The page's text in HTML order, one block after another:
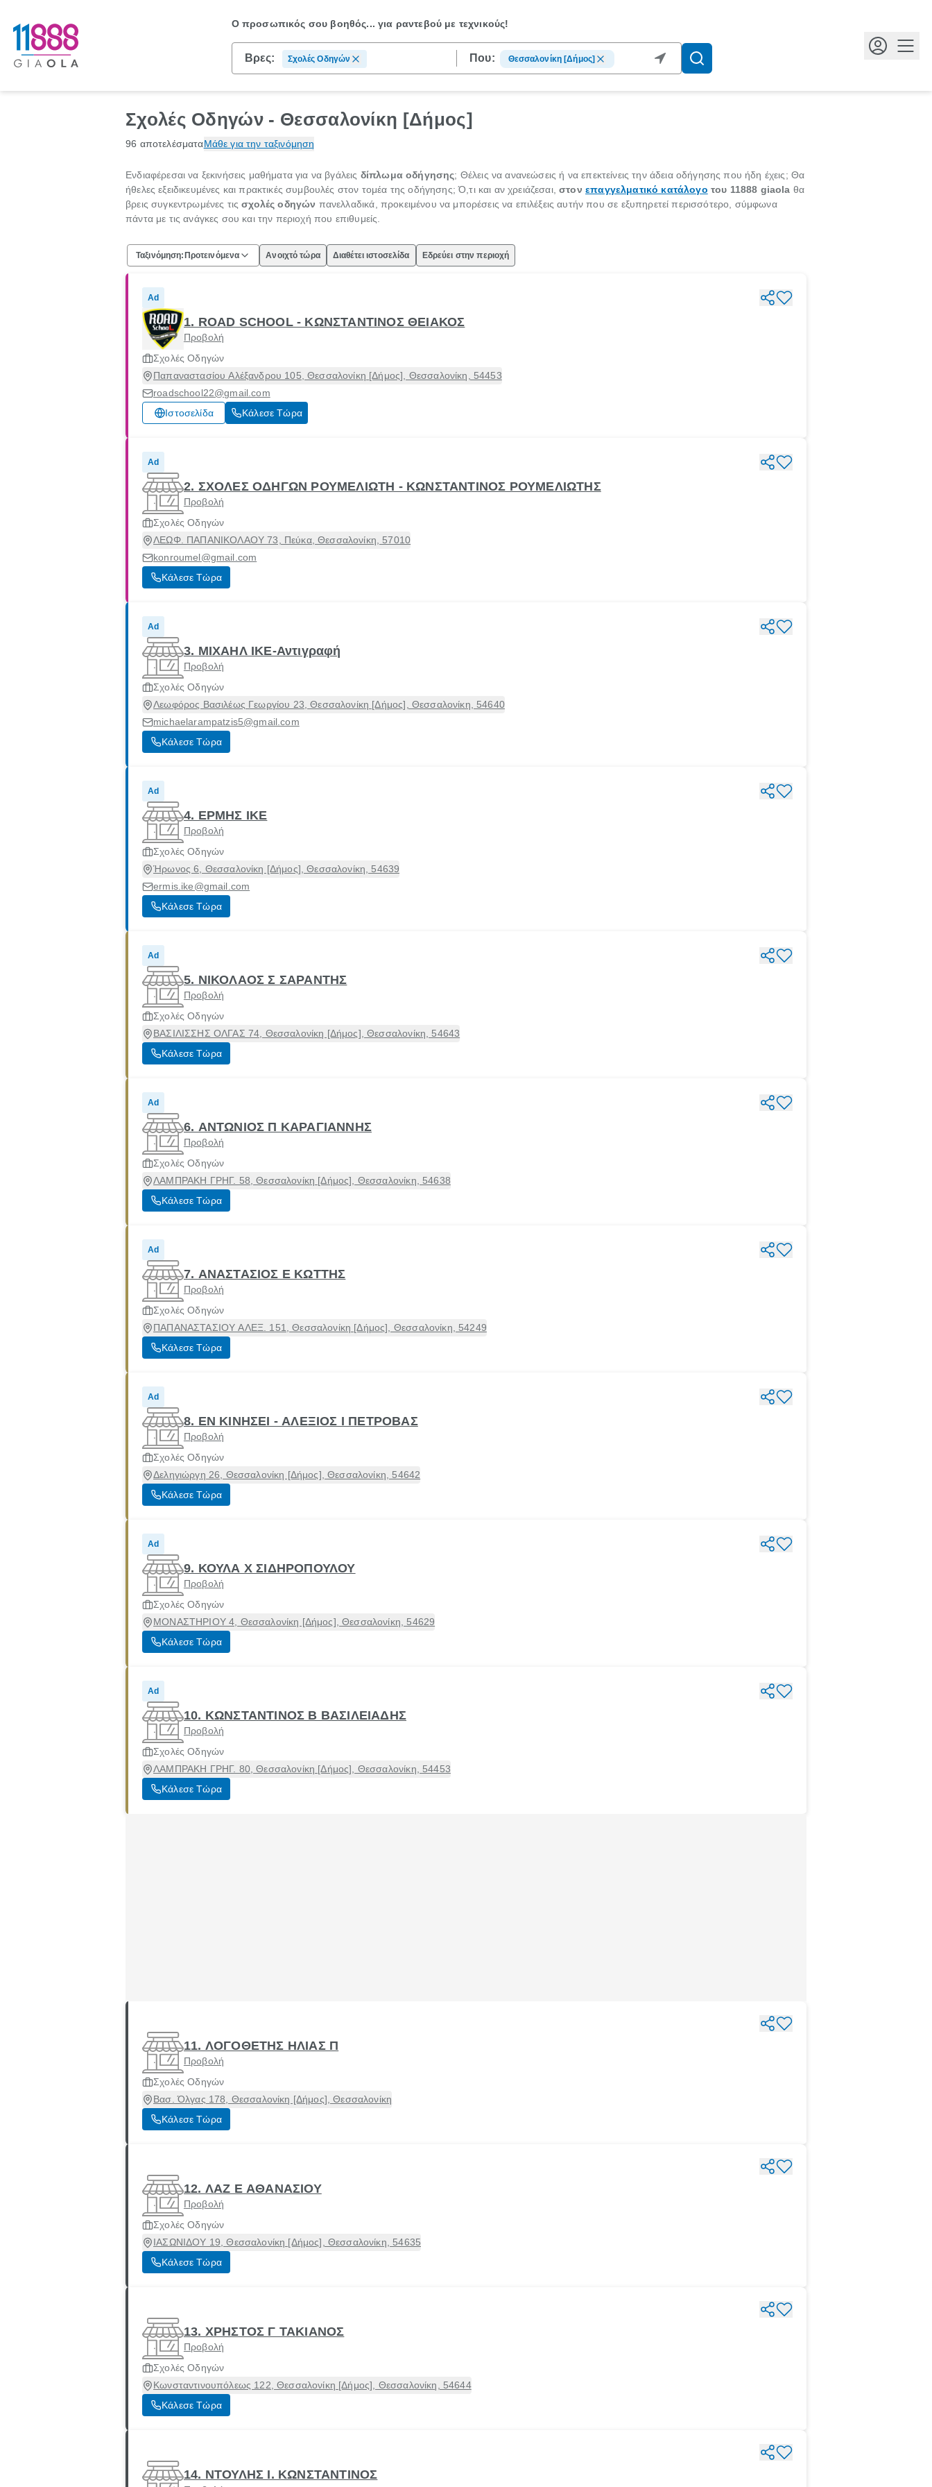
Ο προσωπικός σου βοηθός...για ραντεβού με τεχνικούς!
Βρες: Σχολές Οδηγών Που: Θεσσαλονίκη [Δήμος]
Σχολές Οδηγών - Θεσσαλονίκη [Δήμος]
96 αποτελέσματαΜάθε για την ταξινόμηση
Ενδιαφέρεσαι να ξεκινήσεις μαθήματα για να βγάλεις δίπλωμα οδήγησης; Θέλεις να ανανεώσεις ή να επεκτείνεις την άδεια οδήγησης που ήδη έχεις; Θα
ήθελες εξειδικευμένες και πρακτικές συμβουλές στον τομέα της οδήγησης; Ό,τι και αν χρειάζεσαι,στονεπαγγελματικό κατάλογο του 11888 giaola θα
βρεις συγκεντρωμένες τιςσχολές οδηγών πανελλαδικά, προκειμένου να μπορέσεις να επιλέξεις αυτήν που σε εξυπηρετεί περισσότερο, σύμφωνα
πάντα με τις ανάγκες σου και την περιοχή που επιθυμείς.
Ταξινόμηση: Προτεινόμενα Ανοιχτό τώρα Διαθέτει ιστοσελίδα Εδρεύει στην περιοχή
Ad
1. ROAD SCHOOL - ΚΩΝΣΤΑΝΤΙΝΟΣ ΘΕΙΑΚΟΣ
Προβολή
Σχολές Οδηγών
Παπαναστασίου Αλέξανδρου 105, Θεσσαλονίκη [Δήμος], Θεσσαλονίκη, 54453
roadschool22@gmail.com
Ιστοσελίδα
Κάλεσε Τώρα
Ad
2. ΣΧΟΛΕΣ ΟΔΗΓΩΝ ΡΟΥΜΕΛΙΩΤΗ - ΚΩΝΣΤΑΝΤΙΝΟΣ ΡΟΥΜΕΛΙΩΤΗΣ
Προβολή
Σχολές Οδηγών
ΛΕΩΦ. ΠΑΠΑΝΙΚΟΛΑΟΥ 73, Πεύκα, Θεσσαλονίκη, 57010
konroumel@gmail.com
Κάλεσε Τώρα
Ad
3. ΜΙΧΑΗΛ ΙΚΕ-Αντιγραφή
Προβολή
Σχολές Οδηγών
Λεωφόρος Βασιλέως Γεωργίου 23, Θεσσαλονίκη [Δήμος], Θεσσαλονίκη, 54640
michaelarampatzis5@gmail.com
Κάλεσε Τώρα
Ad
4. ΕΡΜΗΣ ΙΚΕ
Προβολή
Σχολές Οδηγών
Ήρωνος 6, Θεσσαλονίκη [Δήμος], Θεσσαλονίκη, 54639
ermis.ike@gmail.com
Κάλεσε Τώρα
Ad
5. ΝΙΚΟΛΑΟΣ Σ ΣΑΡΑΝΤΗΣ
Προβολή
Σχολές Οδηγών
ΒΑΣΙΛΙΣΣΗΣ ΟΛΓΑΣ 74, Θεσσαλονίκη [Δήμος], Θεσσαλονίκη, 54643
Κάλεσε Τώρα
Ad
6. ΑΝΤΩΝΙΟΣ Π ΚΑΡΑΓΙΑΝΝΗΣ
Προβολή
Σχολές Οδηγών
ΛΑΜΠΡΑΚΗ ΓΡΗΓ. 58, Θεσσαλονίκη [Δήμος], Θεσσαλονίκη, 54638
Κάλεσε Τώρα
Ad
7. ΑΝΑΣΤΑΣΙΟΣ Ε ΚΩΤΤΗΣ
Προβολή
Σχολές Οδηγών
ΠΑΠΑΝΑΣΤΑΣΙΟΥ ΑΛΕΞ. 151, Θεσσαλονίκη [Δήμος], Θεσσαλονίκη, 54249
Κάλεσε Τώρα
Ad
8. ΕΝ ΚΙΝΗΣΕΙ - ΑΛΕΞΙΟΣ Ι ΠΕΤΡΟΒΑΣ
Προβολή
Σχολές Οδηγών
Δεληγιώργη 26, Θεσσαλονίκη [Δήμος], Θεσσαλονίκη, 54642
Κάλεσε Τώρα
Ad
9. ΚΟΥΛΑ Χ ΣΙΔΗΡΟΠΟΥΛΟΥ
Προβολή
Σχολές Οδηγών
ΜΟΝΑΣΤΗΡΙΟΥ 4, Θεσσαλονίκη [Δήμος], Θεσσαλονίκη, 54629
Κάλεσε Τώρα
Ad
10. ΚΩΝΣΤΑΝΤΙΝΟΣ Β ΒΑΣΙΛΕΙΑΔΗΣ
Προβολή
Σχολές Οδηγών
ΛΑΜΠΡΑΚΗ ΓΡΗΓ. 80, Θεσσαλονίκη [Δήμος], Θεσσαλονίκη, 54453
Κάλεσε Τώρα
11. ΛΟΓΟΘΕΤΗΣ ΗΛΙΑΣ Π
Προβολή
Σχολές Οδηγών
Βασ. Όλγας 178, Θεσσαλονίκη [Δήμος], Θεσσαλονίκη
Κάλεσε Τώρα
12. ΛΑΖ Ε ΑΘΑΝΑΣΙΟΥ
Προβολή
Σχολές Οδηγών
ΙΑΣΩΝΙΔΟΥ 19, Θεσσαλονίκη [Δήμος], Θεσσαλονίκη, 54635
Κάλεσε Τώρα
13. ΧΡΗΣΤΟΣ Γ ΤΑΚΙΑΝΟΣ
Προβολή
Σχολές Οδηγών
Κωνσταντινουπόλεως 122, Θεσσαλονίκη [Δήμος], Θεσσαλονίκη, 54644
Κάλεσε Τώρα
14. ΝΤΟΥΛΗΣ I. ΚΩΝΣΤΑΝΤΙΝΟΣ